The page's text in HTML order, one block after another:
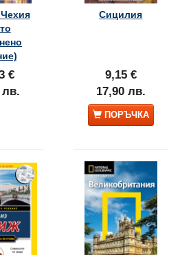
€
лв.
10,17 €
19,89 лв.
€
лв.
Сицилия
9,15 €
17,90 лв.
ПОРЪЧКА